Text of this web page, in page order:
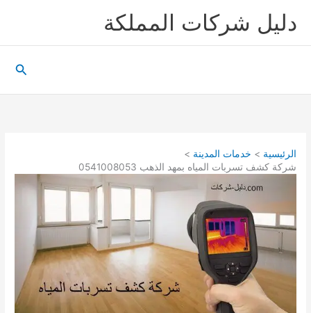
دليل شركات المملكة
الرئيسية
خدمات المدينة
شركة كشف تسربات المياه بمهد الذهب 0541008053